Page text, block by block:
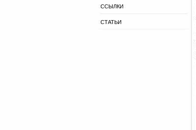
ССЫЛКИ
СТАТЬИ